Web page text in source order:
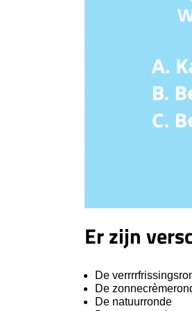
Er zijn
De
De
De natuurronde